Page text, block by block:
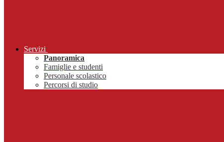
Servizi
Panoramica
Famiglie e studenti
Personale scolastico
Percorsi di studio